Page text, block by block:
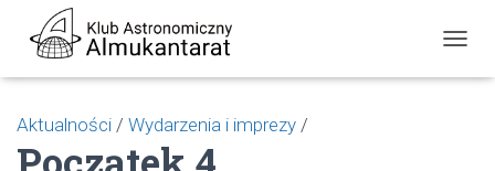
R
Aktualności / Wydarzenia i imprezy /